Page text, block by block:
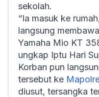
sekolah.
“Ia masuk ke
langsung
Yamaha Mio KT
ungkap Iptu Hari
Korban pun
tersebut ke
diusut, tersangka